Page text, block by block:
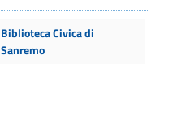
Biblioteca Civica di
Sanremo